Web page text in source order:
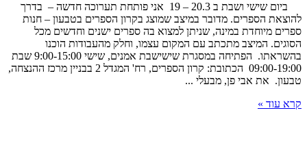
ביום שישי ושבת ב 20.3 – 19 אני פותחת תערוכה חדשה – בדרך
להוצאת הספרים. מדובר במיצב שמוצג בקרון הספרים בטבעון – חנות
ספרים מיוחדת במינה, שניתן למצוא בה ספרים ישנים וחדשים מכל
הסוגים. המיצב מתכתב עם המקום עצמו, וחלק מהעבודות הוכנו
בהשראתו. הפתיחה במסגרת שישישבת אמנים, שישי 9:00-15:00 שבת
09:00-19:00 הכתובת: קרון הספרים, רח' המגדל 2 בבניין מרכז ההנצחה,
טבעון. את אבי פן, מבעלי ...
קרא עוד »